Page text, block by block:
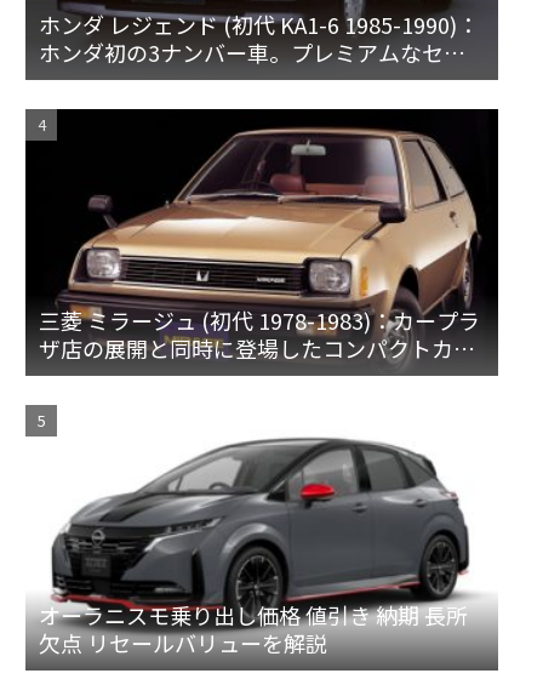
ホンダ レジェンド (初代 KA1-6 1985-1990)：
ホンダ初の3ナンバー車。プレミアムなセダ
ンとハードトップ
三菱 ミラージュ (初代 1978-1983)：カープラ
ザ店の展開と同時に登場したコンパクトカー
[A15♯]
オーラニスモ乗り出し価格 値引き 納期 長所
欠点 リセールバリューを解説